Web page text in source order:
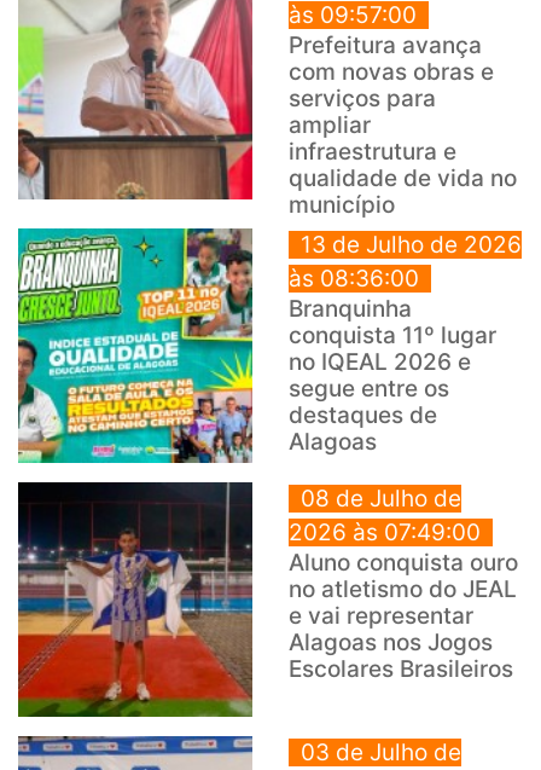
às 09:57:00
Prefeitura avança
com novas obras e
serviços para
ampliar
infraestrutura e
qualidade de vida no
município
13 de Julho de 2026
às 08:36:00
Branquinha
conquista 11º lugar
no IQEAL 2026 e
segue entre os
destaques de
Alagoas
08 de Julho de
2026 às 07:49:00
Aluno conquista ouro
no atletismo do JEAL
e vai representar
Alagoas nos Jogos
Escolares Brasileiros
03 de Julho de